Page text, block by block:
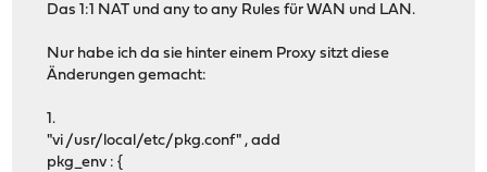
Das 1:1 NAT und any to any Rules für WAN und LAN.
Nur habe ich da sie hinter einem Proxy sitzt diese
Änderungen gemacht:
1.
"vi /usr/local/etc/pkg.conf" , add
pkg_env : {